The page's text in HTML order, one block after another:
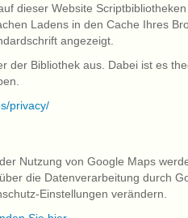
dieser Website
Ladens in den Cache Ihres
angezeigt.
der Bibliothek aus. Dabei ist es
privacy/
Nutzung von Google Maps
die Datenverarbeitung durch
Einstellungen verändern.